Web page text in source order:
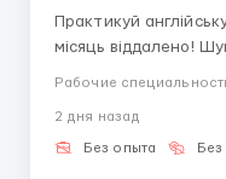
Практикуй
місяць віддалено! Шукаємо операторів чату для
ведення текстових
письмовою
знання у високий дохід. Умови роботи:
Рабочие
2 дня назад
Без опыта Без